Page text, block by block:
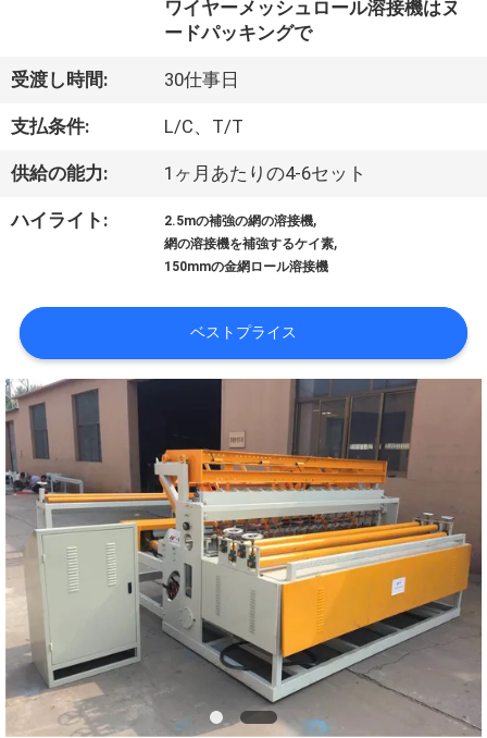
達
に
つ
い
工
場
旅
行
品
質
管
理
ワイヤーメッシュロール溶接機はヌ
ードパッキングで
受渡し時間: 30仕事日
支払条件: L/C、T/T
供給の能力: 1ヶ月あたりの4-6セット
ハイライト: 2.5mの補強の網の溶接機,
網の溶接機を補強するケイ素,
150mmの金網ロール溶接機
ベストプライス